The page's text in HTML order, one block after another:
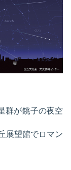
群が銚子の夜空
展望館でロマン